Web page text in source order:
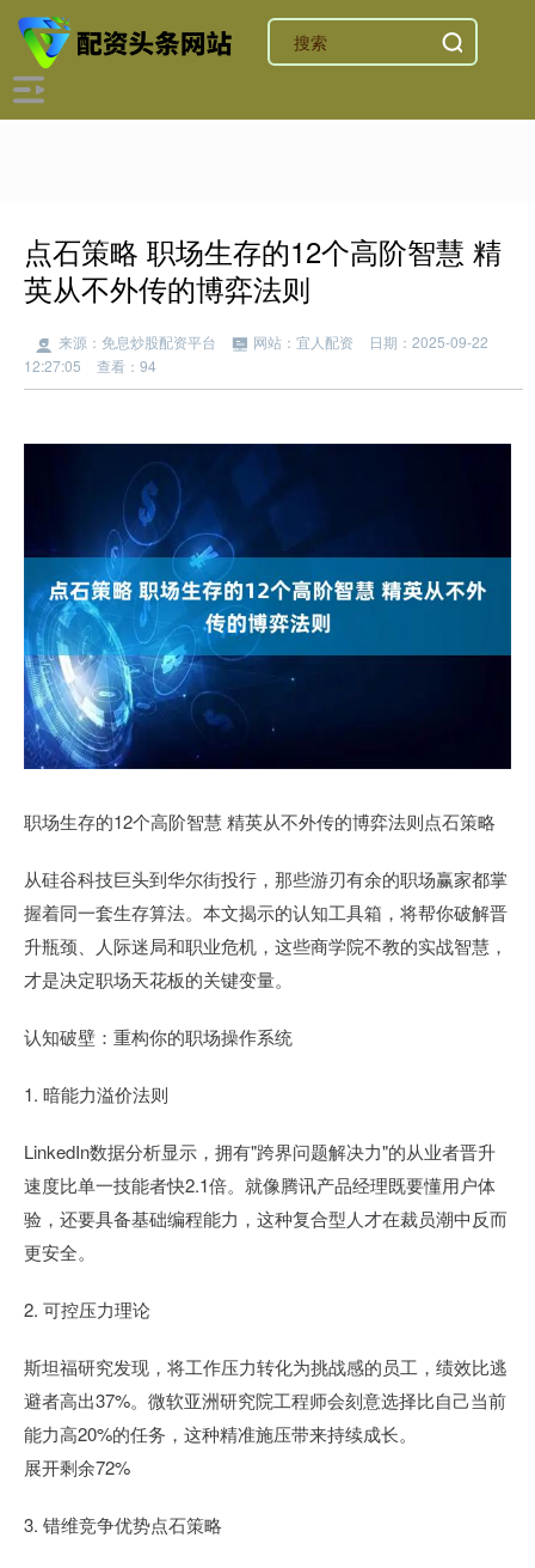
点石策略 职场生存的12个高阶智慧 精
英从不外传的博弈法则
来源：免息炒股配资平台 网站：宜人配资
日期：2025-09-22
12:27:05
查看：94
职场生存的12个高阶智慧 精英从不外传的博弈法则点石策略
从硅谷科技巨头到华尔街投行，那些游刃有余的职场赢家都掌
握着同一套生存算法。本文揭示的认知工具箱，将帮你破解晋
升瓶颈、人际迷局和职业危机，这些商学院不教的实战智慧，
才是决定职场天花板的关键变量。
认知破壁：重构你的职场操作系统
1. 暗能力溢价法则
LinkedIn数据分析显示，拥有"跨界问题解决力"的从业者晋升
速度比单一技能者快2.1倍。就像腾讯产品经理既要懂用户体
验，还要具备基础编程能力，这种复合型人才在裁员潮中反而
更安全。
2. 可控压力理论
斯坦福研究发现，将工作压力转化为挑战感的员工，绩效比逃
避者高出37%。微软亚洲研究院工程师会刻意选择比自己当前
能力高20%的任务，这种精准施压带来持续成长。
展开剩余72%
3. 错维竞争优势点石策略